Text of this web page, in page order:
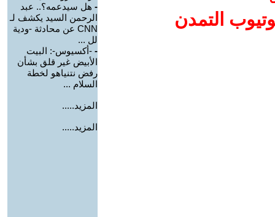
التمدن
- هل سيدعمه؟.. عبد
الرحمن السيد يكشف لـ
CNN عن محادثة -ودية
لل ...
- -أكسيوس-: البيت
الأبيض غير قلق بشأن
رفض نتنياهو لخطة
السلام ...
المزيد.....
المزيد.....